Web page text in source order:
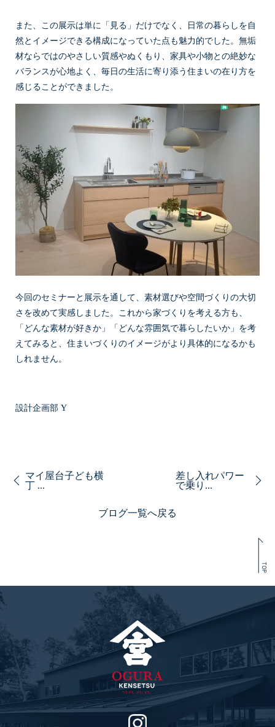
また、この展示は単に「見る」だけでなく、日常の暮らしを自
然とイメージできる構成になっていた点も魅力的でした。無垢
材ならではのやさしい質感やぬくもり、家具や小物との絶妙な
バランスが心地よく、毎日の生活に寄り添う住まいの在り方を
感じることができました。
今回のセミナーと展示を通して、素材選びや空間づくりの大切
さを改めて実感しました。これから家づくりを考える方も、
「どんな素材が好きか」「どんな雰囲気で暮らしたいか」を考
えてみると、住まいづくりのイメージがより具体的になるかも
しれません。
設計企画部 Y
マイ屋台子ども横
丁 ...
ブログ一覧へ戻る
差し入れパワー
で乗り...
TOP